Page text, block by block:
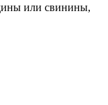
или свинины,